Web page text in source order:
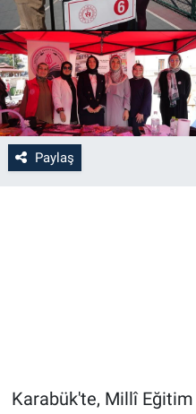
Paylaş
Karabük'te, Millî Eğitim